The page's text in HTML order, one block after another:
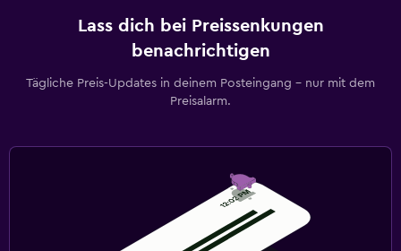
Lass dich bei Preissenkungen
benachrichtigen
Tägliche Preis-Updates in deinem Posteingang – nur mit dem
Preisalarm.